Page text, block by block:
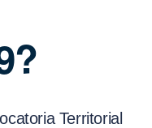
Territorial